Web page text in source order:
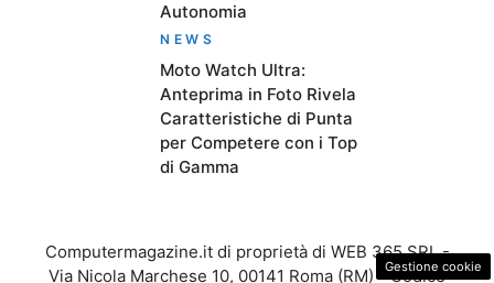
Autonomia
NEWS
Moto Watch Ultra:
Anteprima in Foto Rivela
Caratteristiche di Punta
per Competere con i Top
di Gamma
Computermagazine.it di proprietà di WEB 365 SRL -
Via Nicola Marchese 10, 00141 Roma (RM) - Codice
Gestione cookie